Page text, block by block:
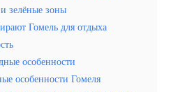
зелёные зоны
Гомель для отдыха
особенности
особенности Гомеля